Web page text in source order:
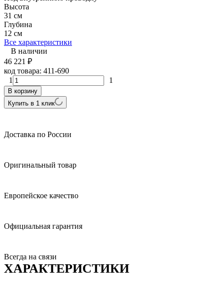
Высота
31 см
Глубина
12 см
Все характеристики
В наличии
46 221 ₽
код товара: 411-690
1
1
В корзину
Купить в 1 клик
Доставка по России
Оригинальный товар
Европейское качество
Официальная гарантия
Всегда на связи
ХАРАКТЕРИСТИКИ